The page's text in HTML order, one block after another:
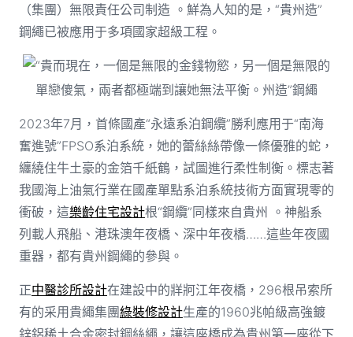
（集團）無限責任公司制造 。鮮為人知的是，“貴州造”
鋼繩已被應用于多項國家超級工程。
“貴而現在，一個是無限的金錢物慾，另一個是無限的
單戀傻氣，兩者都極端到讓她無法平衡。州造”鋼繩
2023年7月，首條國產“永遠系泊鋼纜”勝利應用于“南海
奮進號”FPSO系泊系統，她的蕾絲絲帶像一條優雅的蛇，
纏繞住牛土豪的金箔千紙鶴，試圖進行柔性制衡。標志著
我國海上油氣行業在國產單點系泊系統技術方面實現零的
衝破，這樂齡住宅設計根“鋼纜”同樣來自貴州 。神船系
列載人飛船、港珠澳年夜橋、深中年夜橋……這些年夜國
重器，都有貴州鋼繩的參與。
正中醫診所設計在建設中的牂牁江年夜橋，296根吊索所
有的采用貴繩集團綠裝修設計生產的1960兆帕級高強鍍
鋅鋁稀土合金密封鋼絲繩，讓這座橋成為貴州第一座從下